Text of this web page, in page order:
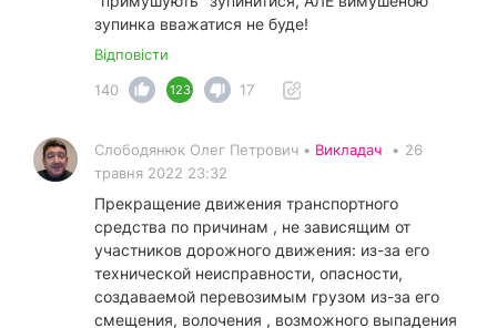
зупинка вважатися не буде!
Відповісти
140
123 17
Слободянюк Олег Петрович • Викладач • 26
травня 2022 23:32
Прекращение движения транспортного
средства по причинам , не зависящим от
участников дорожного движения: из-за его
технической неисправности, опасности,
создаваемой перевозимым грузом из-за его
смещения, волочения , возможного выпадения